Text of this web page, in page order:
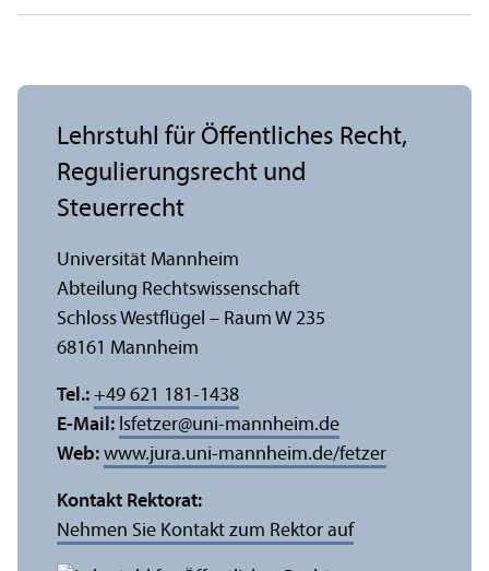
Lehr­stuhl für Öffentliches Recht,
Regulierungs­recht und
Steuerrecht
Universität Mannheim
Abteilung Rechts­wissenschaft
Schloss Westflügel – Raum W 235
68161 Mannheim
Tel.: +49 621 181-1438
E-Mail: lsfetzer@uni-mannheim.de
Web: www.jura.uni-mannheim.de/fetzer
Kontakt Rektorat:
Nehmen Sie Kontakt zum Rektor auf